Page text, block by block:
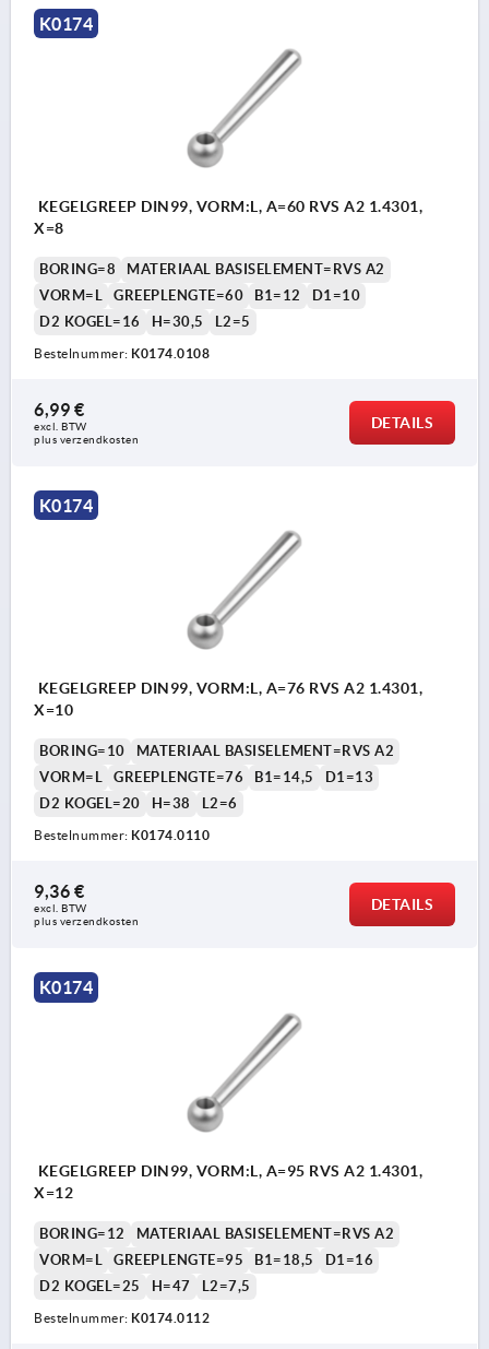
K0174
KEGELGREEP DIN99, VORM:L, A=60 RVS A2 1.4301,
X=8
BORING=8
MATERIAAL BASISELEMENT=RVS A2
VORM=L
GREEPLENGTE=60 B1=12
D1=10
D2 KOGEL=16
H=30,5 L2=5
Bestelnummer: K0174.0108
6,99 €
excl. BTW
plus verzendkosten
DETAILS
K0174
KEGELGREEP DIN99, VORM:L, A=76 RVS A2 1.4301,
X=10
BORING=10
MATERIAAL BASISELEMENT=RVS A2
VORM=L
GREEPLENGTE=76 B1=14,5
D1=13
D2 KOGEL=20
H=38 L2=6
Bestelnummer: K0174.0110
9,36 €
excl. BTW
plus verzendkosten
DETAILS
K0174
KEGELGREEP DIN99, VORM:L, A=95 RVS A2 1.4301,
X=12
BORING=12
MATERIAAL BASISELEMENT=RVS A2
VORM=L
GREEPLENGTE=95 B1=18,5
D1=16
D2 KOGEL=25
H=47 L2=7,5
Bestelnummer: K0174.0112